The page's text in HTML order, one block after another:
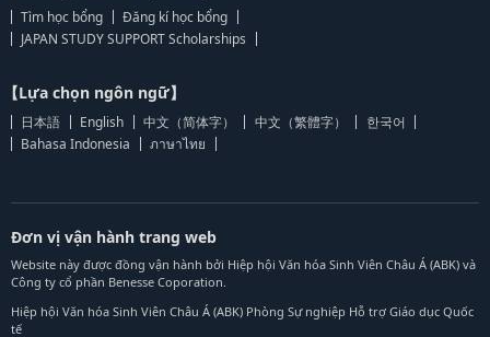
Tìm học bổng
Đăng kí học bổng
JAPAN STUDY SUPPORT Scholarships
【Lựa chọn ngôn ngữ】
日本語 English 中文（简体字） 中文（繁體字）
한국어
Bahasa Indonesia
ภาษาไทย
Đơn vị vận hành trang web
Website này được đồng vận hành bởi Hiệp hội Văn hóa Sinh Viên Châu Á (ABK) và
Công ty cổ phần Benesse Coporation.
Hiệp hội Văn hóa Sinh Viên Châu Á (ABK) Phòng Sự nghiệp Hỗ trợ Giáo dục Quốc
tế